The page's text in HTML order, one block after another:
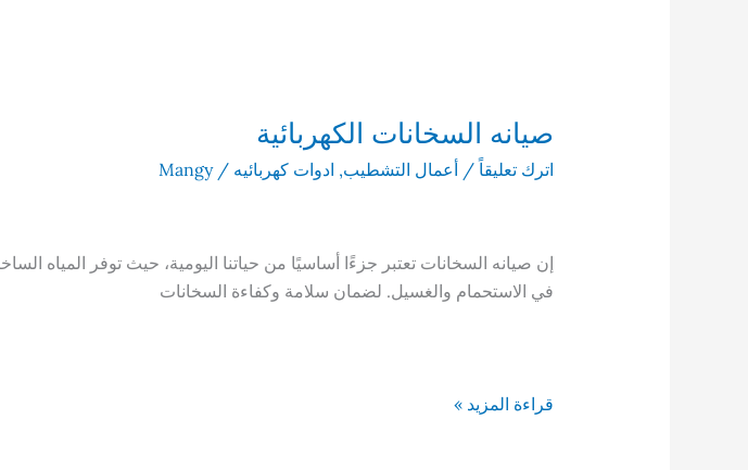
صيانه السخانات الكهربائية
اترك تعليقاً / أعمال التشطيب, ادوات كهربائيه /
Mangy
إن صيانه السخانات تعتبر جزءًا أساسيًا من حياتنا اليومية، حيث توفر المياه
في الاستحمام والغسيل. لضمان سلامة وكفاءة السخانات
صيانه
قراءة المزيد »